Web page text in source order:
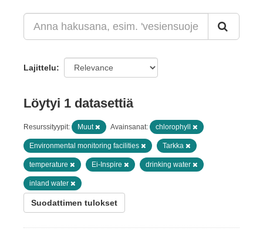
Lajittelu
Löytyi 1 datasettiä
Resurssityypit: Muut Avainsanat: chlorophyll
Environmental monitoring facilities Tarkka
temperature Ei-Inspire drinking water
inland water
Suodattimen tulokset